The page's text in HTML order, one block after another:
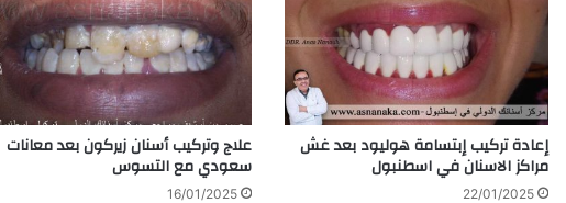
إعادة تركيب إبتسامة هوليود بعد غش
مراكز الاسنان في اسطنبول
22/01/2025
علاج وتركيب أسنان زيركون بعد معانات
سعودي مع التسوس
16/01/2025